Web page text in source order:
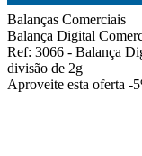
Balanças Comerciais
Balança Digital
Ref: 3066 - Balança
divisão de 2g
Aproveite esta oferta -